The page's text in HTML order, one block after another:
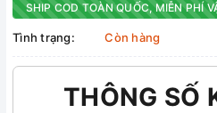
SHIP COD TOÀN QUỐC, MIỄN PHÍ
Tình trạng: Còn hàng
THÔNG SỐ